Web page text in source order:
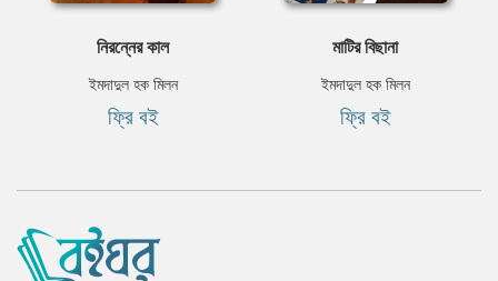
নিরন্নের কাল
ইমদাদুল হক মিলন
ফ্রি বই
মাটির বিছানা
ইমদাদুল হক মিলন
ফ্রি বই